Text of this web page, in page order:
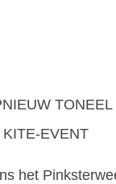
TONEEL
EVENT
het